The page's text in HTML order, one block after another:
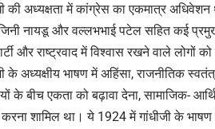
की अध्यक्षता में कांग्रेस का एकमात्र
नायडू और वल्लभभाई पटेल सहित कई
और राष्ट्रवाद में विश्वास रखने वाले लोगों
के अध्यक्षीय भाषण में अहिंसा, राजनीतिक
के बीच एकता को बढ़ावा देना, सामाजिक-
करना शामिल था। ये 1924 में गांधीजी के